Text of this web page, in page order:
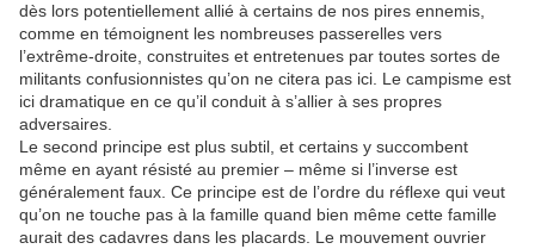
dès lors potentiellement allié à certains de nos pires ennemis,
comme en témoignent les nombreuses passerelles vers
l’extrême-droite, construites et entretenues par toutes sortes de
militants confusionnistes qu’on ne citera pas ici. Le campisme est
ici dramatique en ce qu’il conduit à s’allier à ses propres
adversaires.
Le second principe est plus subtil, et certains y succombent
même en ayant résisté au premier – même si l’inverse est
généralement faux. Ce principe est de l’ordre du réflexe qui veut
qu’on ne touche pas à la famille quand bien même cette famille
aurait des cadavres dans les placards. Le mouvement ouvrier